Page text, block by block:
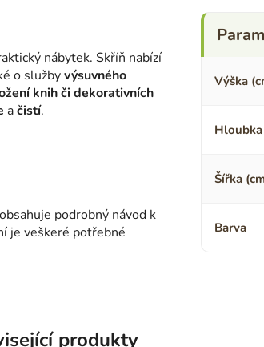
nábytek. Skříň nabízí
o službyvýsuvného
knih či dekorativních
ačistí.
podrobný návod k
je veškeré potřebné
Výška
Hloubka
Šířka
Barva
produkty